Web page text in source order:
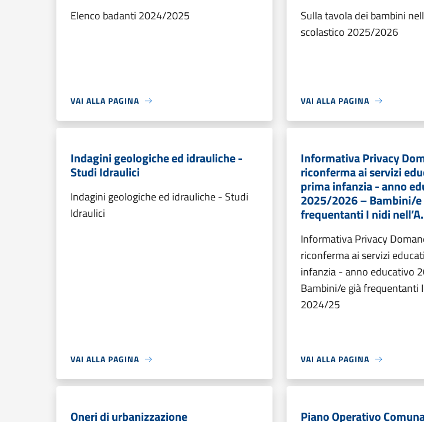
Elenco badanti 2024/2025
VAI ALLA PAGINA
Sulla tavola dei bambini
scolastico 2025/2026
VAI ALLA PAGINA
Indagini geologiche ed idrauliche -
Studi Idraulici
Indagini geologiche ed idrauliche - Studi
Idraulici
VAI ALLA PAGINA
Informativa Privacy
riconferma ai servizi
prima infanzia - anno
2025/2026 – Bambini/
frequentanti I nidi
Informativa Privacy
riconferma ai servizi
infanzia - anno educativo
Bambini/e già frequentanti I
2024/25
VAI ALLA PAGINA
Oneri di urbanizzazione Piano Operativo